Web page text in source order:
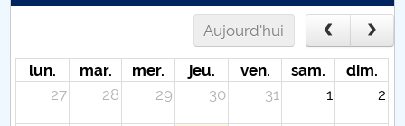
Aujourd'hui
lun. mar. mer. jeu. ven. sam.
dim.
27
28 29 30 31 1 2